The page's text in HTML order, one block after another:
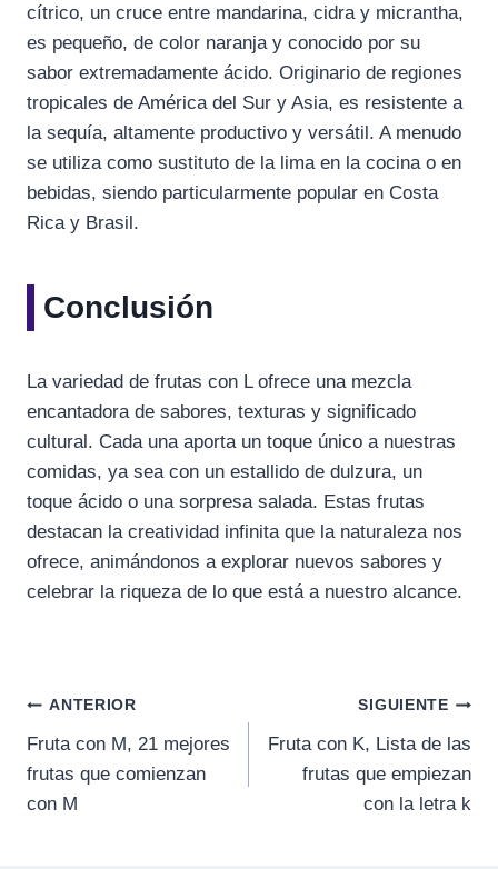
cítrico, un cruce entre mandarina, cidra y micrantha,
es pequeño, de color naranja y conocido por su
sabor extremadamente ácido. Originario de regiones
tropicales de América del Sur y Asia, es resistente a
la sequía, altamente productivo y versátil. A menudo
se utiliza como sustituto de la lima en la cocina o en
bebidas, siendo particularmente popular en Costa
Rica y Brasil.
Conclusión
La variedad de frutas con L ofrece una mezcla
encantadora de sabores, texturas y significado
cultural. Cada una aporta un toque único a nuestras
comidas, ya sea con un estallido de dulzura, un
toque ácido o una sorpresa salada. Estas frutas
destacan la creatividad infinita que la naturaleza nos
ofrece, animándonos a explorar nuevos sabores y
celebrar la riqueza de lo que está a nuestro alcance.
Navegación
de
entradas
ANTERIOR
Fruta con M, 21 mejores
frutas que comienzan
con M
SIGUIENTE
Fruta con K, Lista de las
frutas que empiezan
con la letra k